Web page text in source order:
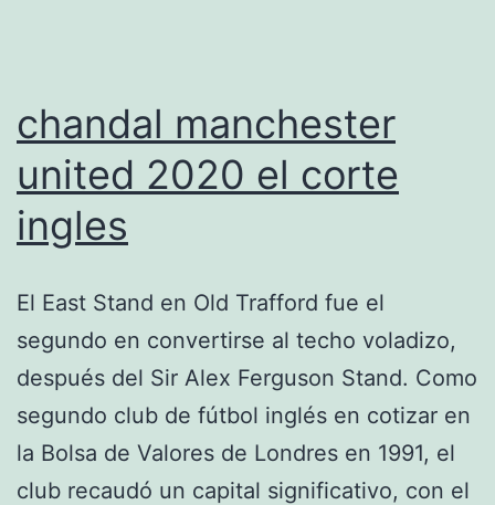
chandal manchester
united 2020 el corte
ingles
El East Stand en Old Trafford fue el
segundo en convertirse al techo voladizo,
después del Sir Alex Ferguson Stand. Como
segundo club de fútbol inglés en cotizar en
la Bolsa de Valores de Londres en 1991, el
club recaudó un capital significativo, con el